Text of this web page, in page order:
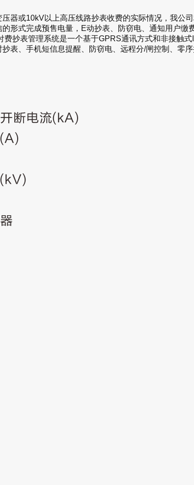
器或10kV以上高压线路抄表收费的实际情况，我公
形式完成预售电量，E动抄表、防窃电、通知用户缴
抄表管理系统是一个基于GPRS通讯方式和非接触
表、手机短信息提醒、防窃电、远程分/闸控制、零